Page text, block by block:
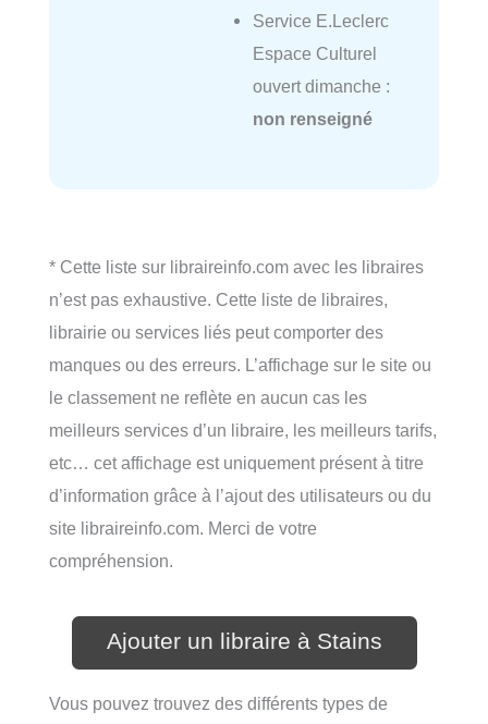
Service E.Leclerc
Espace Culturel
ouvert dimanche :
non renseigné
* Cette liste sur libraireinfo.com avec les libraires
n’est pas exhaustive. Cette liste de libraires,
librairie ou services liés peut comporter des
manques ou des erreurs. L’affichage sur le site ou
le classement ne reflète en aucun cas les
meilleurs services d’un libraire, les meilleurs tarifs,
etc… cet affichage est uniquement présent à titre
d’information grâce à l’ajout des utilisateurs ou du
site libraireinfo.com. Merci de votre
compréhension.
Ajouter un libraire à Stains
Vous pouvez trouvez des différents types de